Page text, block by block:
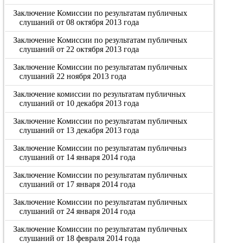
Заключение Комиссии по результатам публичных
слушаний от 08 октября 2013 года
Заключение Комиссии по результатам публичных
слушаний от 22 октября 2013 года
Заключение Комиссии по результатам публичных
слушаний 22 ноября 2013 года
Заключение комиссии по результатам публичных
слушаний от 10 декабря 2013 года
Заключение Комиссии по результатам публичных
слушаний от 13 декабря 2013 года
Заключение Комиссии по результатам публичныз
слушаний от 14 января 2014 года
Заключение Комиссии по результатам публичных
слушаний от 17 января 2014 года
Заключение Комиссии по результатам публичных
слушаний от 24 января 2014 года
Заключение Комиссии по результатам публичных
слушаний от 18 февраля 2014 года